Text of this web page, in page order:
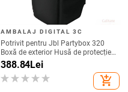
AMBALAJ DIGITAL 3C
Potrivit pentru Jbl Partybox 320
Boxă de exterior Husă de protecție
Stage 320 Audio Trolley Carcasă
anti-praf Husă
388.84Lei
add_shopping_cart